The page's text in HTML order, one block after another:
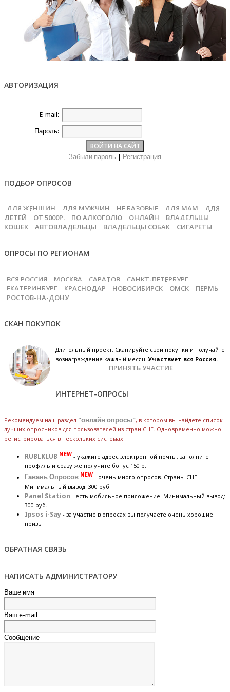
АВТОРИЗАЦИЯ
E-mail:
Пароль:
Забыли пароль Регистрация
ПОДБОР ОПРОСОВ
ДЛЯ ЖЕНЩИН ДЛЯ МУЖЧИН НЕ БАЗОВЫЕ ДЛЯ МАМ
ДЛЯ
ДЕТЕЙ
ОТ 5000Р. ПО АЛКОГОЛЮ ОНЛАЙН
ВЛАДЕЛЬЦЫ
КОШЕК
АВТОВЛАДЕЛЬЦЫ ВЛАДЕЛЬЦЫ СОБАК СИГАРЕТЫ
ОПРОСЫ ПО РЕГИОНАМ
ВСЯ РОССИЯ МОСКВА САРАТОВ
САНКТ-ПЕТЕРБУРГ
ЕКАТЕРИНБУРГ
КРАСНОДАР НОВОСИБИРСК ОМСК
ПЕРМЬ
РОСТОВ-НА-ДОНУ
СКАН ПОКУПОК
Длительный проект. Сканируйте свои покупки и получайте
вознаграждение каждый месяц.Участвует вся Россия.
ПРИНЯТЬ УЧАСТИЕ
ИНТЕРНЕТ-ОПРОСЫ
Рекомендуем наш раздел "онлайн опросы", в котором вы найдете список
лучших опросников для пользователей из стран СНГ. Одновременно можно
регистрироваться в нескольких системах
RUBLKLUB NEW - укажите адрес электронной почты, заполните
профиль и сразу же получите бонус 150 р.
Гавань Опросов NEW - очень много опросов. Страны СНГ.
Минимальный вывод: 300 руб.
Panel Station - есть мобильное приложение. Минимальный вывод:
300 руб.
Ipsos i-Say - за участие в опросах вы получаете очень хорошие
призы
ОБРАТНАЯ СВЯЗЬ
НАПИСАТЬ АДМИНИСТРАТОРУ
Ваше имя
Ваш e-mail
Сообщение